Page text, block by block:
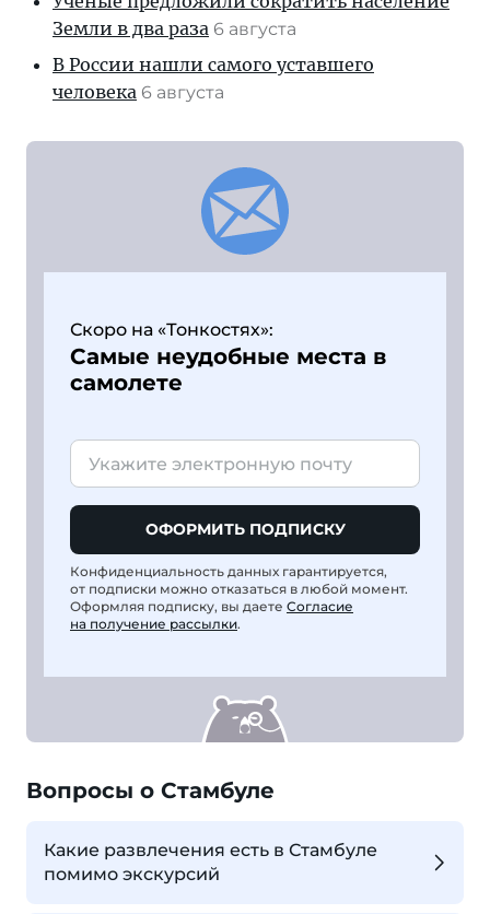
Земли в два раза 6 августа
В России нашли самого уставшего
человека 6 августа
Скоро на «Тонкостях»:
Самые неудобные места в
самолете
ОФОРМИТЬ ПОДПИСКУ
Конфиденциальность данных гарантируется,
от подписки можно отказаться в любой момент.
Оформляя подписку, вы даете Согласие
на получение рассылки.
Вопросы о Стамбуле
Какие развлечения есть в Стамбуле
помимо экскурсий